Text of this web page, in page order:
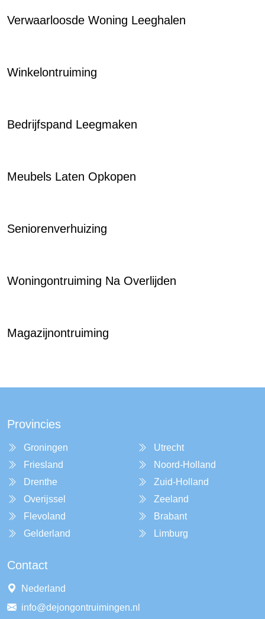
Verwaarloosde Woning Leeghalen
Winkelontruiming
Bedrijfspand Leegmaken
Meubels Laten Opkopen
Seniorenverhuizing
Woningontruiming Na Overlijden
Magazijnontruiming
Provincies
Groningen
Friesland
Drenthe
Overijssel
Flevoland
Gelderland
Utrecht
Noord-Holland
Zuid-Holland
Zeeland
Brabant
Limburg
Contact
Nederland
info@dejongontruimingen.nl